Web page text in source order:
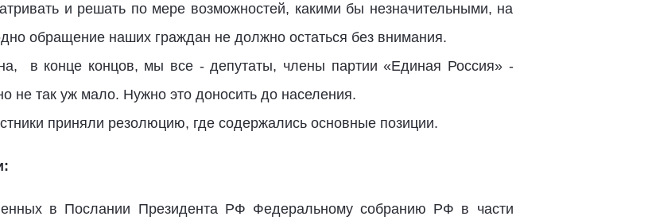
и решать по мере возможностей, какими бы незначительными, на
обращение наших граждан не должно остаться без внимания.
в конце концов, мы все - депутаты, члены партии «Единая Россия» -
так уж мало. Нужно это доносить до населения.
приняли резолюцию, где содержались основные позиции.
в Послании Президента РФ Федеральному собранию РФ в части